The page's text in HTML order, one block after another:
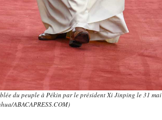
du peuple à Pékin par le président Xi Jinping le 31 mai
ABACAPRESS.COM)